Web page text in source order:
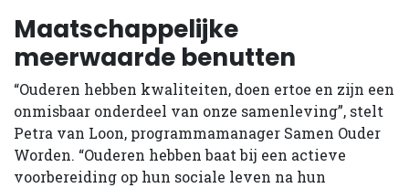
Maatschappelijke
meerwaarde benutten
“Ouderen hebben kwaliteiten, doen ertoe en zijn een
onmisbaar onderdeel van onze samenleving”, stelt
Petra van Loon, programmamanager Samen Ouder
Worden. “Ouderen hebben baat bij een actieve
voorbereiding op hun sociale leven na hun